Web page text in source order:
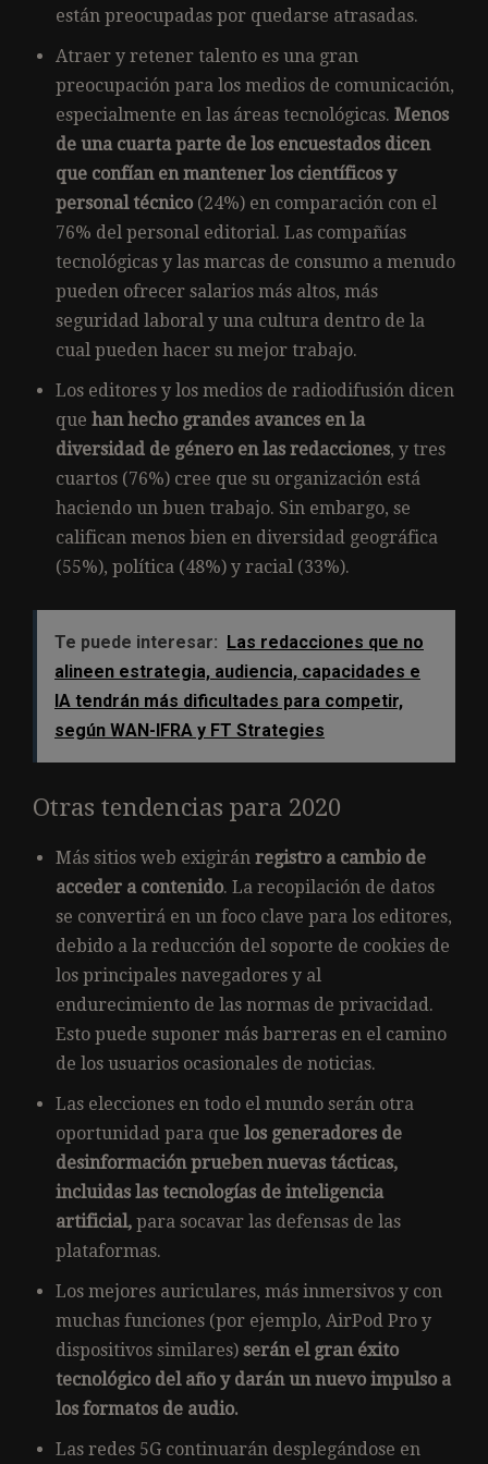
están preocupadas por quedarse atrasadas.
Atraer y retener talento es una gran
preocupación para los medios de comunicación,
especialmente en las áreas tecnológicas. Menos
de una cuarta parte de los encuestados dicen
que confían en mantener los científicos y
personal técnico (24%) en comparación con el
76% del personal editorial. Las compañías
tecnológicas y las marcas de consumo a menudo
pueden ofrecer salarios más altos, más
seguridad laboral y una cultura dentro de la
cual pueden hacer su mejor trabajo.
Los editores y los medios de radiodifusión dicen
que han hecho grandes avances en la
diversidad de género en las redacciones, y tres
cuartos (76%) cree que su organización está
haciendo un buen trabajo. Sin embargo, se
califican menos bien en diversidad geográfica
(55%), política (48%) y racial (33%).
Te puede interesar: Las redacciones que no
alineen estrategia, audiencia, capacidades e
IA tendrán más dificultades para competir,
según WAN-IFRA y FT Strategies
Otras tendencias para 2020
Más sitios web exigirán registro a cambio de
acceder a contenido. La recopilación de datos
se convertirá en un foco clave para los editores,
debido a la reducción del soporte de cookies de
los principales navegadores y al
endurecimiento de las normas de privacidad.
Esto puede suponer más barreras en el camino
de los usuarios ocasionales de noticias.
Las elecciones en todo el mundo serán otra
oportunidad para que los generadores de
desinformación prueben nuevas tácticas,
incluidas las tecnologías de inteligencia
artificial, para socavar las defensas de las
plataformas.
Los mejores auriculares, más inmersivos y con
muchas funciones (por ejemplo, AirPod Pro y
dispositivos similares) serán el gran éxito
tecnológico del año y darán un nuevo impulso a
los formatos de audio.
Las redes 5G continuarán desplegándose en